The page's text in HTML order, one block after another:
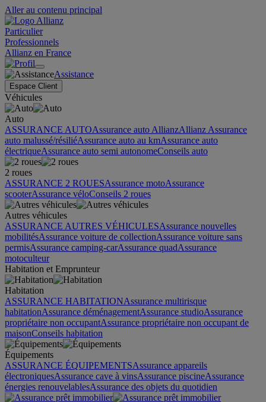
Aller au contenu principal
Particulier
Professionnels
Allianz en France
Assistance
Espace Client
Véhicules
Auto
ASSURANCE AUTOAssurance auto AllianzAllianz Assurance
auto malussé/résiliéAssurance auto au kmAssurance auto
électriqueAssurance auto semi autonomeConseils auto
2 roues
ASSURANCE 2 ROUESAssurance motoAssurance
scooterAssurance véloConseils 2 roues
Autres véhicules
ASSURANCE AUTRES VÉHICULESAssurance nouvelles
mobilitésAssurance voiture de collectionAssurance voiture sans
permisAssurance camping-carAssurance quadAssurance
motoculteur
Habitation et Emprunteur
Habitation
ASSURANCE HABITATIONAssurance multirisque
habitationAssurance déménagementAssurance studioAssurance
propriétaire non occupantAssurance propriétaire non occupant de
maisonConseils habitation
Équipements
ASSURANCE ÉQUIPEMENTSAssurance appareils
électroniquesAssurance cave à vinsAssurance piscineAssurance
énergies renouvelablesAssurance des objets du quotidien